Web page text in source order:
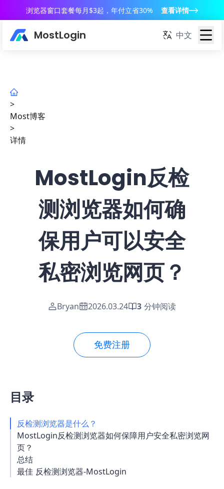
浏览器窗口套餐每月$3起，年付立省30% 查看详情
MostLogin 中文
>
Most博客
>
详情
MostLogin反检
测浏览器如何确
保用户可以安全
私密浏览网页？
Bryan 2026.03.24 3 分钟阅读
免费注册
目录
反检测浏览器是什么？
MostLogin反检测浏览器如何保障用户安全私密浏览网
页？
总结
最佳 反检测浏览器-MostLogin